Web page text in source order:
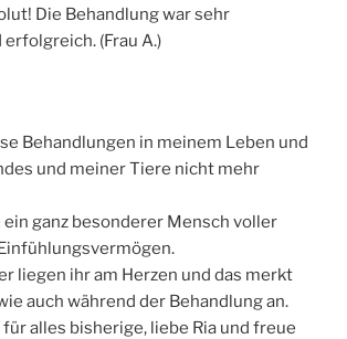
Die Behandlung war sehr
(Frau A.)
Behandlungen in meinem Leben und
und meiner Tiere nicht mehr
ein ganz besonderer Mensch voller
liegen ihr am Herzen und das merkt
auch während der Behandlung an.
für alles bisherige, liebe Ria und freue